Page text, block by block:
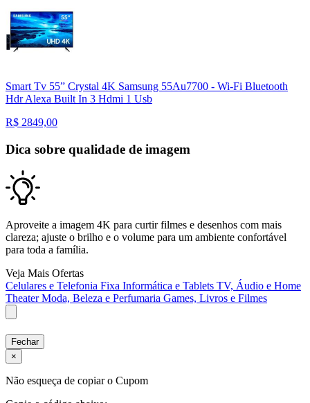
Smart Tv 55” Crystal 4K Samsung 55Au7700 - Wi-Fi Bluetooth
Hdr Alexa Built In 3 Hdmi 1 Usb
R$ 2849,00
Dica sobre qualidade de imagem
Aproveite a imagem 4K para curtir filmes e desenhos com mais
clareza; ajuste o brilho e o volume para um ambiente confortável
para toda a família.
Veja Mais Ofertas
Celulares e Telefonia Fixa Informática e Tablets TV, Áudio e Home
TheaterModa, Beleza e Perfumaria Games, Livros e Filmes
Fechar
×
Não esqueça de copiar o Cupom